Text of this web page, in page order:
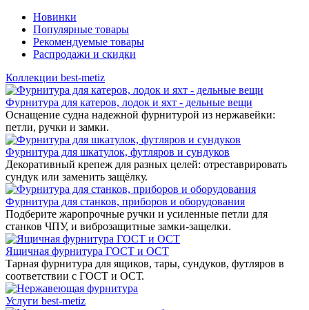
Новинки
Популярные товары
Рекомендуемые товары
Распродажи и скидки
Коллекции best-metiz
Фурнитура для катеров, лодок и яхт - дельные вещи
Оснащение судна надежной фурнитурой из нержавейки:
петли, ручки и замки.
Фурнитура для шкатулок, футляров и сундуков
Декоративный крепеж для разных целей: отреставрировать
сундук или заменить защёлку.
Фурнитура для станков, приборов и оборудования
Подберите жаропрочные ручки и усиленные петли для
станков ЧПУ, и виброзащитные замки-защелки.
Ящичная фурнитура ГОСТ и ОСТ
Тарная фурнитура для ящиков, тары, сундуков, футляров в
соответствии с ГОСТ и ОСТ.
Услуги best-metiz